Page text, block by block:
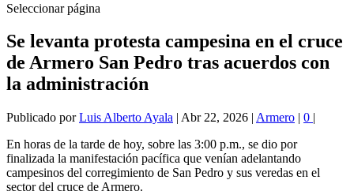
Seleccionar página
Se levanta protesta campesina en el cruce
de Armero San Pedro tras acuerdos con
la administración
Publicado porLuis Alberto Ayala | Abr 22, 2026 | Armero | 0 |
En horas de la tarde de hoy, sobre las 3:00 p.m., se dio por
finalizada la manifestación pacífica que venían adelantando
campesinos del corregimiento de San Pedro y sus veredas en el
sector del cruce de Armero.